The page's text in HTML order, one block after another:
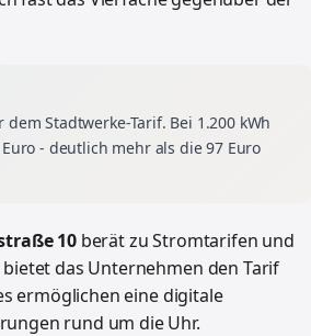
Stadtwerke-Tarif. Bei 1.200 kWh
- deutlich mehr als die 97 Euro
10berät zu Stromtarifen und
das Unternehmen den Tarif
ermöglichen eine digitale
rund um die Uhr.